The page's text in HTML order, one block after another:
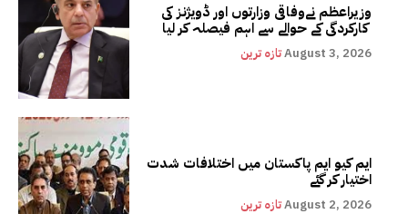
وزیراعظم نےوفاقی وزارتوں اور ڈویژنز کی
کارکردگی کے حوالے سے اہم فیصلہ کر لیا
تازہ ترینAugust 3, 2026
ایم کیو ایم پاکستان میں اختلافات شدت
اختیار کر گئے
تازہ ترینAugust 2, 2026